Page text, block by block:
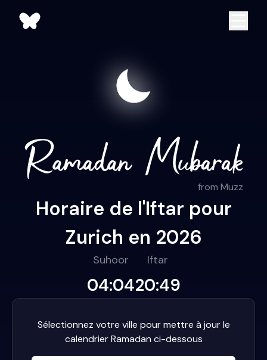
from Muzz
Horaire de l'Iftar pour
Zurich en 2026
Suhoor
04:04
Iftar
20:49
Sélectionnez votre ville pour mettre à jour le
calendrier Ramadan ci-dessous